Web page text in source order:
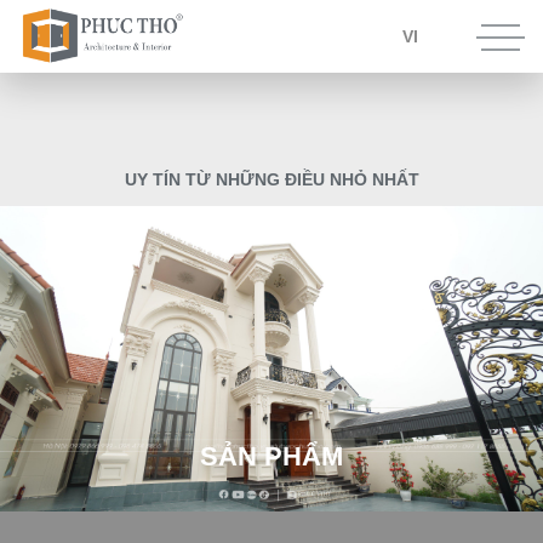
UY TÍN TỪ NHỮNG ĐIỀU NHỎ NHẤT
VI
SẢN PHẨM